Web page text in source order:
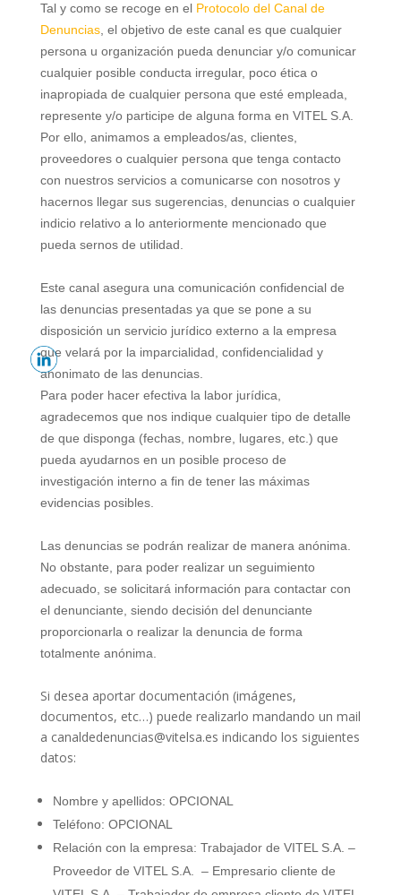
Tal y como se recoge en el Protocolo del Canal de
Denuncias, el objetivo de este canal es que cualquier
persona u organización pueda denunciar y/o comunicar
cualquier posible conducta irregular, poco ética o
inapropiada de cualquier persona que esté empleada,
represente y/o participe de alguna forma en VITEL S.A.
Por ello, animamos a empleados/as, clientes,
proveedores o cualquier persona que tenga contacto
con nuestros servicios a comunicarse con nosotros y
hacernos llegar sus sugerencias, denuncias o cualquier
indicio relativo a lo anteriormente mencionado que
pueda sernos de utilidad.
Este canal asegura una comunicación confidencial de
las denuncias presentadas ya que se pone a su
disposición un servicio jurídico externo a la empresa
que velará por la imparcialidad, confidencialidad y
anonimato de las denuncias.
Para poder hacer efectiva la labor jurídica,
agradecemos que nos indique cualquier tipo de detalle
de que disponga (fechas, nombre, lugares, etc.) que
pueda ayudarnos en un posible proceso de
investigación interno a fin de tener las máximas
evidencias posibles.
Las denuncias se podrán realizar de manera anónima.
No obstante, para poder realizar un seguimiento
adecuado, se solicitará información para contactar con
el denunciante, siendo decisión del denunciante
proporcionarla o realizar la denuncia de forma
totalmente anónima.
Si desea aportar documentación (imágenes,
documentos, etc…) puede realizarlo mandando un mail
a canaldedenuncias@vitelsa.es indicando los siguientes
datos:
Nombre y apellidos: OPCIONAL
Teléfono: OPCIONAL
Relación con la empresa: Trabajador de VITEL S.A. –
Proveedor de VITEL S.A. – Empresario cliente de